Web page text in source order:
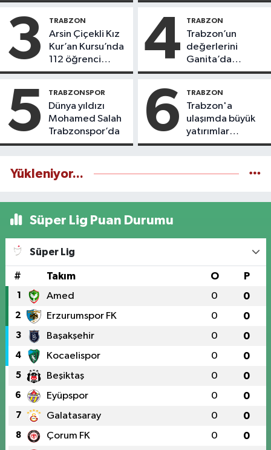
3 TRABZON
Arsin Çiçekli Kız
Kur’an Kursu’nda
112 öğrenci
icazet aldı
4 TRABZON
Trabzon’un
değerlerini
Ganita’da
yaşatıyoruz
5 TRABZONSPOR
Dünya yıldızı
Mohamed Salah
Trabzonspor’da
6 TRABZON
Trabzon'a
ulaşımda büyük
yatırımlar
yapılıyor
Yükleniyor...
Süper Lig Puan Durumu
Süper Lig
# Takım O P
1 Amed 0 0
2 Erzurumspor FK 0 0
3 Başakşehir 0 0
4 Kocaelispor 0 0
5 Beşiktaş 0 0
6 Eyüpspor 0 0
7 Galatasaray 0 0
8 Çorum FK 0 0